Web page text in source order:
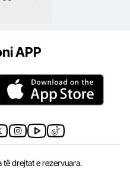
APP
drejtat e rezervuara.